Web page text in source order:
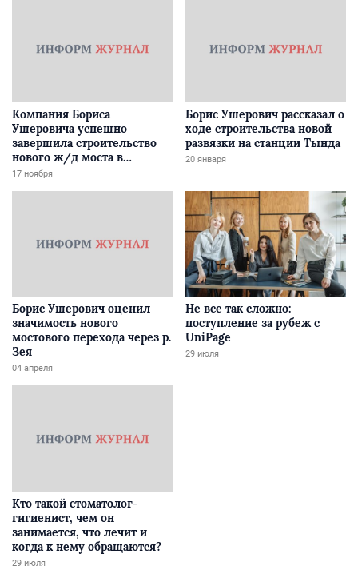
Компания Бориса
Ушеровича успешно
завершила строительство
нового ж/д моста в
Забайкалье
17 ноября
Борис Ушерович рассказал о
ходе строительства новой
развязки на станции Тында
20 января
Борис Ушерович оценил
значимость нового
мостового перехода через р.
Зея
04 апреля
Не все так сложно:
поступление за рубеж с
UniPage
29 июля
Кто такой стоматолог-
гигиенист, чем он
занимается, что лечит и
когда к нему обращаются?
29 июля